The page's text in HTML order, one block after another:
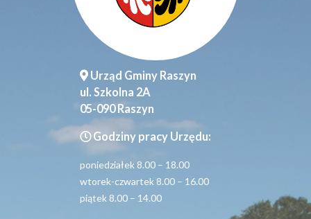
Urząd Gminy Raszyn
ul. Szkolna 2A
05-090 Raszyn
Godziny pracy Urzędu:
poniedziałek 8.00 – 18.00
wtorek-czwartek 8.00 – 16.00
piątek 8.00 – 14.00